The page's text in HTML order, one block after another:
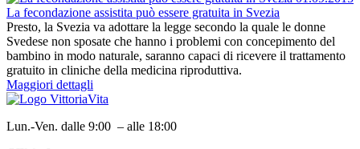
La fecondazione assistita può essere gratuita in Svezia
Presto, la Svezia va adottare la legge secondo la quale le donne
Svedese non sposate che hanno i problemi con concepimento del
bambino in modo naturale, saranno capaci di ricevere il trattamento
gratuito in cliniche della medicina riproduttiva.
Maggiori dettagli
Lun.-Ven. dalle 9:00 – alle 18:00